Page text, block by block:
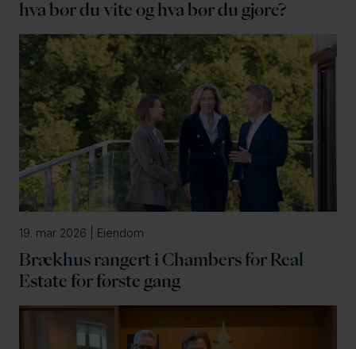
hva bør du vite og hva bør du gjøre?
19. mar 2026 | Eiendom
Brækhus rangert i Chambers for Real
Estate for første gang